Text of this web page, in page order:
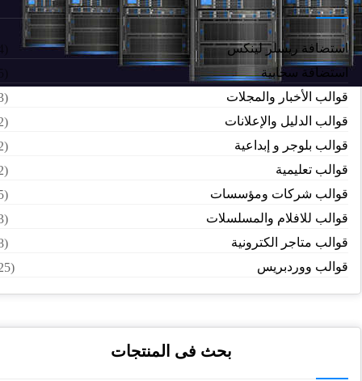
استضافة ريسلر لينكس
استضافة سحابية
قوالب الأخبار والمجلات
(3)
قوالب الدليل والإعلانات
(2)
قوالب بلوجر و إبداعية
(2)
قوالب تعليمية
(2)
قوالب شركات ومؤسسات
(5)
قوالب للافلام والمسلسلات
(3)
قوالب متاجر الكترونية
(8)
قوالب ووردبريس
(25)
بحث فى المنتجات